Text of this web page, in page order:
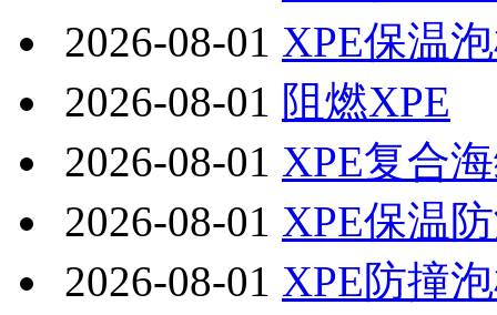
2026-08-01 XPE保温
2026-08-01 阻燃XPE
2026-08-01 XPE复合
2026-08-01 XPE保温
2026-08-01 XPE防撞